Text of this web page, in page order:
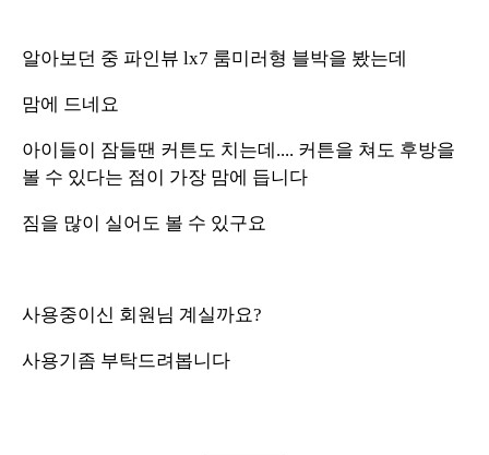
알아보던 중 파인뷰 lx7 룸미러형 블박을 봤는데
맘에 드네요
아이들이 잠들땐 커튼도 치는데.... 커튼을 쳐도 후방을
볼 수 있다는 점이 가장 맘에 듭니다
짐을 많이 실어도 볼 수 있구요
사용중이신 회원님 계실까요?
사용기좀 부탁드려봅니다